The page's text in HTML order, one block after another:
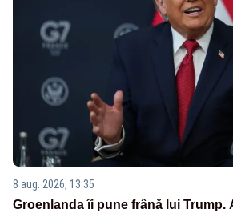
8 aug. 2026, 13:35
Groenlanda îi pune frână lui Trump.